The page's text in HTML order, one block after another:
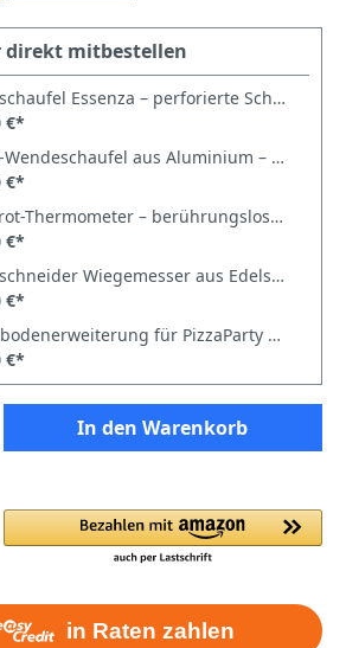
direkt mitbestellen
Pizzaschaufel Essenza – perforierte Schaufel aus eloxiertem Aluminium 34cm
€*
Pizza-Wendeschaufel aus Aluminium – perforierter Turning Peel von PizzaParty
€*
Infrarot-Thermometer – berührungslos Temperaturen messen bis 550 °C
€*
Pizzaschneider Wiegemesser aus Edelstahl – 34 cm für Pizza & Flammkuchen
€*
Frontbodenerweiterung für PizzaParty Emozione und Ispirazione
€*
In den Warenkorb